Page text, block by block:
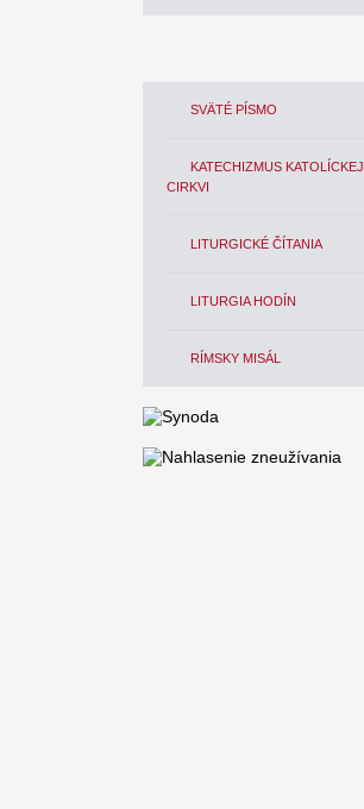
SVÄTÉ PÍSMO
KATECHIZMUS KATOLÍCKEJ
CIRKVI
LITURGICKÉ ČÍTANIA
LITURGIA HODÍN
RÍMSKY MISÁL